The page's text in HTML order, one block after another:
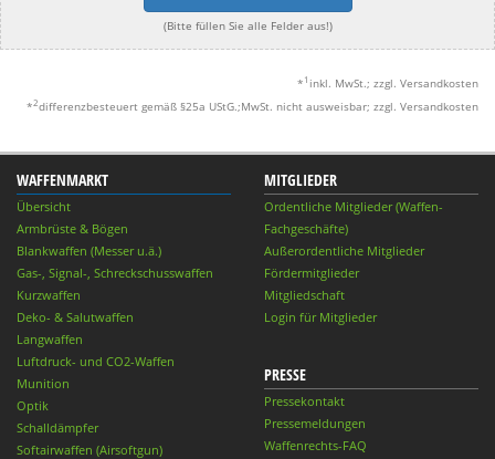
(Bitte füllen Sie alle Felder aus!)
* 1 inkl. MwSt.; zzgl. Versandkosten
*2differenzbesteuert gemäß §25a UStG.;MwSt. nicht ausweisbar; zzgl. Versandkosten
WAFFENMARKT
Übersicht
Armbrüste & Bögen
Blankwaffen (Messer u.ä.)
Gas-, Signal-, Schreckschusswaffen
Kurzwaffen
Deko- & Salutwaffen
Langwaffen
Luftdruck- und CO2-Waffen
Munition
Optik
Schalldämpfer
Softairwaffen (Airsoftgun)
MITGLIEDER
Ordentliche Mitglieder (Waffen-
Fachgeschäfte)
Außerordentliche Mitglieder
Fördermitglieder
Mitgliedschaft
Login für Mitglieder
PRESSE
Pressekontakt
Pressemeldungen
Waffenrechts-FAQ